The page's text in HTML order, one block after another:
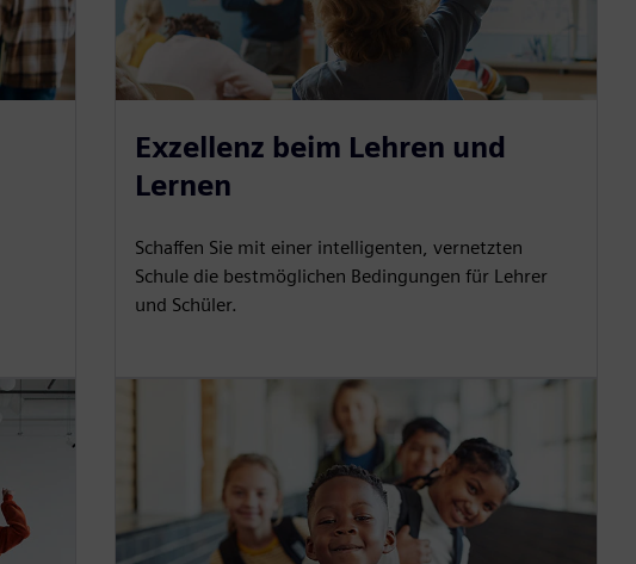
Exzellenz beim Lehren und
Lernen
Schaffen Sie mit einer intelligenten, vernetzten
Schule die bestmöglichen Bedingungen für Lehrer
und Schüler.